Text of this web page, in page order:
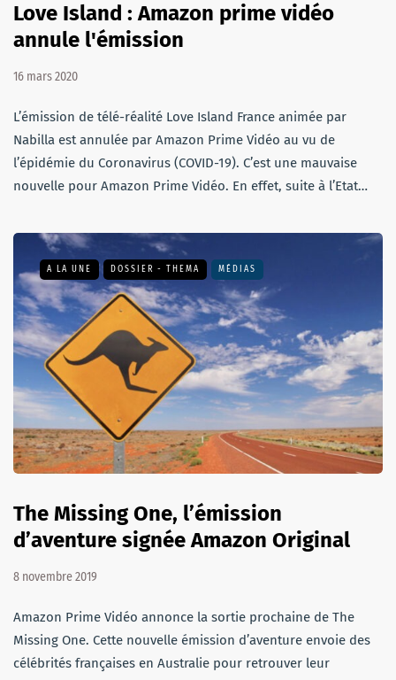
Love Island : Amazon prime vidéo
annule l'émission
16 mars 2020
L’émission de télé-réalité Love Island France animée par
Nabilla est annulée par Amazon Prime Vidéo au vu de
l’épidémie du Coronavirus (COVID-19). C’est une mauvaise
nouvelle pour Amazon Prime Vidéo. En effet, suite à l’Etat…
A LA UNE DOSSIER - THEMA MÉDIAS
The Missing One, l’émission
d’aventure signée Amazon Original
8 novembre 2019
Amazon Prime Vidéo annonce la sortie prochaine de The
Missing One. Cette nouvelle émission d’aventure envoie des
célébrités françaises en Australie pour retrouver leur